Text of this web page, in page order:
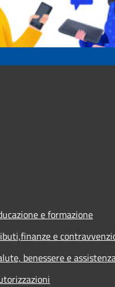
e formazione
e
benessere e